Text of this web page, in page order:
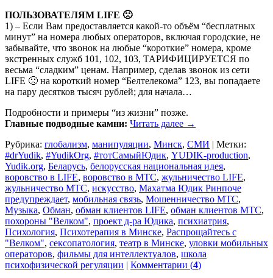
ПОЛЬЗОВАТЕЛЯМ LIFE 🙁
1) – Если Вам предоставляется какой-то объём “бесплатных
минут” на номера любых операторов, включая городские, не
забывайте, что звонок на любые “короткие” номера, кроме
экстренных служб 101, 102, 103, ТАРИФИЦИРУЕТСЯ по
весьма “сладким” ценам. Например, сделав звонок из сети
LIFE 🙁 на короткий номер “Белтелекома” 123, вы попадаете
на пару десятков тысяч рублей; для начала…
Подробности и примеры “из жизни” позже.
Главные подводные камни: Читать далее →
Рубрика: глобализм, манипуляции, Минск, СМИ | Метки:
#‎drYudik, #YudikOrg, #тотСамыйЮдик, YUDIK-production,
Yudik.org, Беларусь, белорусская национальная идея,
воровство в LIFE, воровство в МТС, жульничество LIFE,
жульничество МТС, искусство, Махатма Юдик Ринпоче
предупреждает, мобильная связь, Мошенничество МТС,
Музыка, Обман, обман клиентов LIFE, обман клиентов МТС,
похороны "Велком", проект д-ра Юдика, психиатрия,
Психология, Психотерапия в Минске, Распрощайтесь с
"Велком", сексопатология, театр в Минске, уловки мобильных
операторов, фильмы для интеллектуалов, школа
психофизической регуляции | Комментарии (4)